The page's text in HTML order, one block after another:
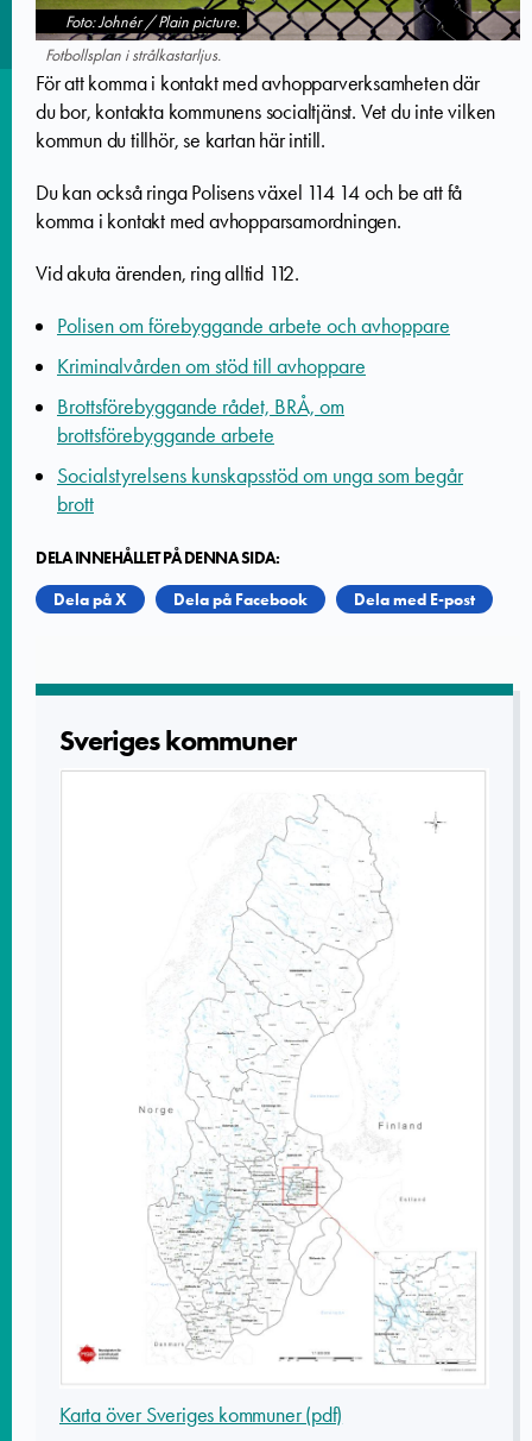
Foto: Johnér / Plain picture.
Fotbollsplan i strålkastarljus.
För att komma i kontakt med avhopparverksamheten där
du bor, kontakta kommunens socialtjänst. Vet du inte vilken
kommun du tillhör, se kartan här intill.
Du kan också ringa Polisens växel 114 14 och be att få
komma i kontakt med avhopparsamordningen.
Vid akuta ärenden, ring alltid 112.
Polisen om förebyggande arbete och avhoppare
Kriminalvården om stöd till avhoppare
Brottsförebyggande rådet, BRÅ, om
brottsförebyggande arbete
Socialstyrelsens kunskapsstöd om unga som begår
brott
DELA INNEHÅLLET PÅ DENNA SIDA:
Dela på X
Dela på Facebook Dela med E-post
Sveriges kommuner
Karta över Sveriges kommuner (pdf)